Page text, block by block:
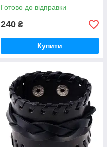
Готово до відправки
240 ₴
Купити